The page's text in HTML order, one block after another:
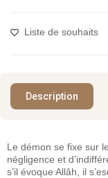
Liste de souhaits
Description
Le démon se fixe sur
négligence et
s’il évoque Allâh, il